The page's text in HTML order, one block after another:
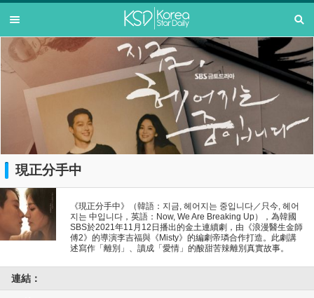
現正分手中
《現正分手中》（韓語：지금, 헤어지는 중입니다／只今, 헤어
지는 中입니다，英語：Now, We Are Breaking Up），為韓國
SBS於2021年11月12日播出的金土連續劇，由《浪漫醫生金師
傅2》的導演李吉福與《Misty》的編劇帝璘合作打造。此劇講
述寫作「離別」、讀成「愛情」的酸甜苦辣離別真實故事。
連結：